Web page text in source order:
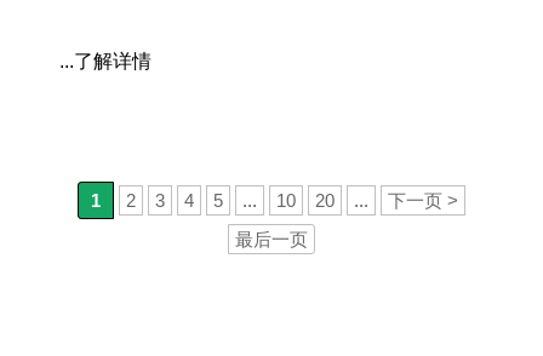
...了解详情
1 2 3 4 5 ... 10 20 ...
下一页 >
最后一页